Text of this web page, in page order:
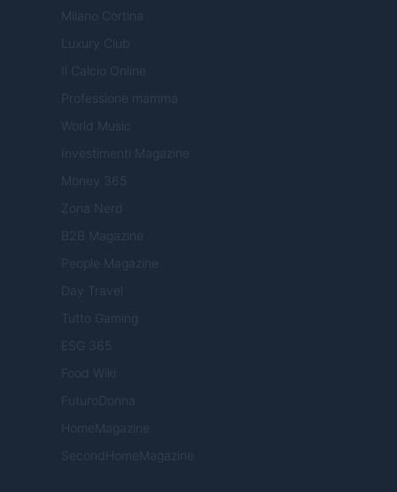
Milano Cortina
Luxury Club
Il Calcio Online
Professione mamma
World Music
Investimenti Magazine
Money 365
Zona Nerd
B2B Magazine
People Magazine
Day Travel
Tutto Gaming
ESG 365
Food Wiki
FuturoDonna
HomeMagazine
SecondHomeMagazine